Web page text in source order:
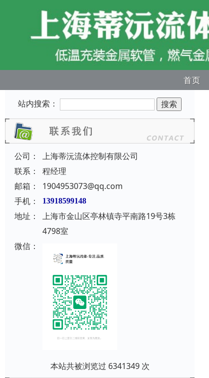
首页
站内搜索：
公司：
上海蒂沅流体控制有限公司
联系：
程经理
邮箱：
1904953073@qq.com
手机：
13918599148
地址：
上海市金山区亭林镇寺平南路19号3栋
4798室
微信：
本站共被浏览过 6341349 次